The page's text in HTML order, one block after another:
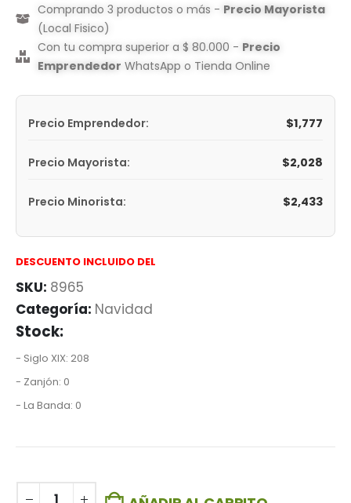
Comprando 3 productos o más - Precio Mayorista
(Local Fisico)
Con tu compra superior a $ 80.000 - Precio
Emprendedor WhatsApp o Tienda Online
Precio Emprendedor: $1,777
Precio Mayorista: $2,028
Precio Minorista: $2,433
DESCUENTO INCLUIDO DEL
SKU: 8965
Categoría: Navidad
Stock:
- Siglo XIX: 208
- Zanjón: 0
- La Banda: 0